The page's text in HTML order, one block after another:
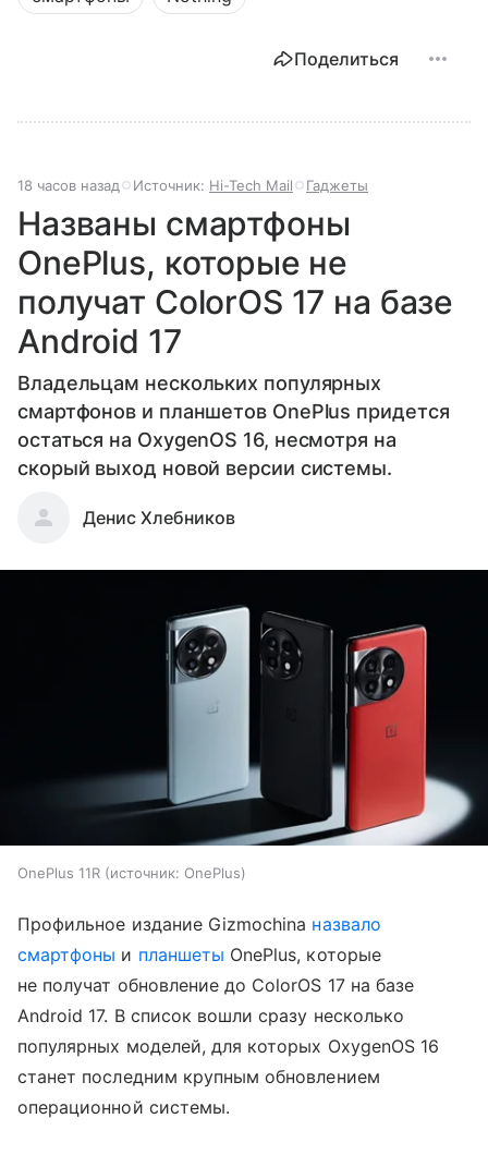
Поделиться
18 часов назад Источник: Hi-Tech Mail Гаджеты
Названы смартфоны
OnePlus, которые не
получат ColorOS 17 на базе
Android 17
Владельцам нескольких популярных
смартфонов и планшетов OnePlus придется
остаться на OxygenOS 16, несмотря на
скорый выход новой версии системы.
Денис Хлебников
OnePlus 11R источник: OnePlus
Профильное издание Gizmochina назвало
смартфоны и планшеты OnePlus, которые
не получат обновление до ColorOS 17 на базе
Android 17. В список вошли сразу несколько
популярных моделей, для которых OxygenOS 16
станет последним крупным обновлением
операционной системы.